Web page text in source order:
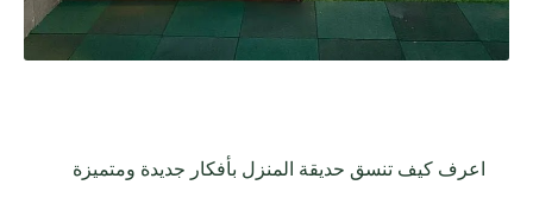
اعرف كيف تنسق حديقة المنزل بأفكار جديدة ومتميزة